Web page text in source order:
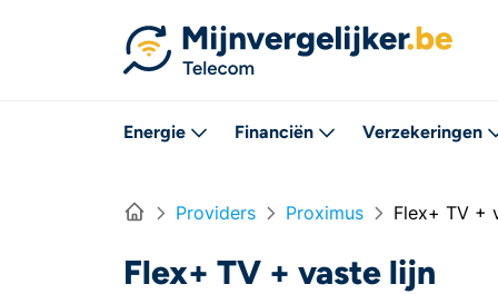
Energie Financiën Verzekeringen
Home Providers Proximus Flex+ TV +
Flex+ TV + vaste lijn